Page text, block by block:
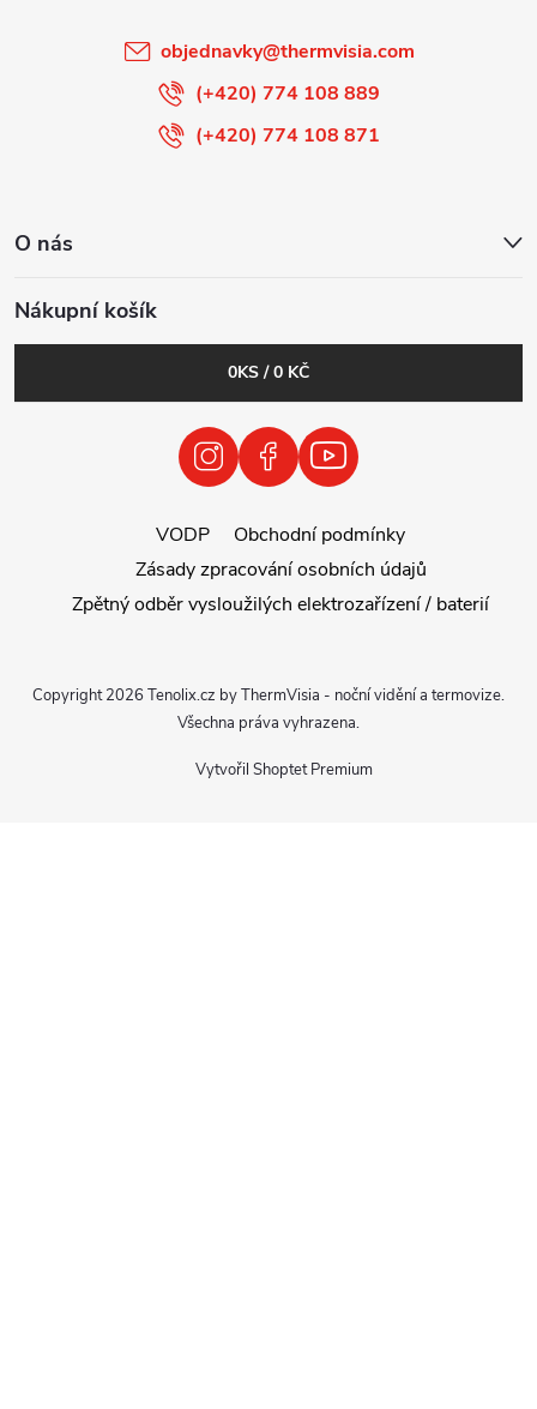
objednavky@thermvisia.com
(+420) 774 108 889
(+420) 774 108 871
O nás
Nákupní košík
0KS /0 KČ
VODP
Obchodní podmínky
Zásady zpracování osobních údajů
Zpětný odběr vysloužilých elektrozařízení / baterií
Vytvořil Shoptet Premium
Copyright 2026 Tenolix.cz by ThermVisia - noční vidění a termovize.
Všechna práva vyhrazena.